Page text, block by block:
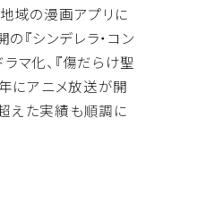
地域の漫画アプリに
『シンデレラ・コン
マ化、『傷だらけ聖
にアニメ放送が開
えた実績も順調に